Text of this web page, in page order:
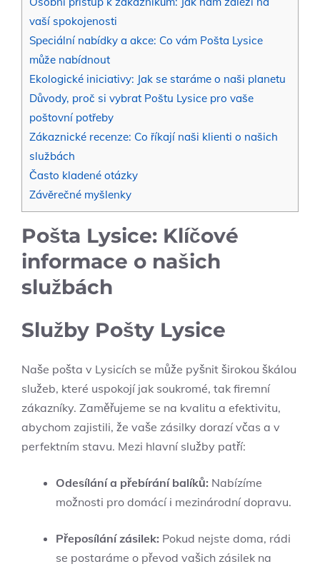
vaší spokojenosti
Speciální nabídky a akce: Co vám Pošta Lysice
může nabídnout
Ekologické iniciativy: Jak se staráme o naši planetu
Důvody, proč si vybrat Poštu Lysice pro vaše
poštovní potřeby
Zákaznické recenze: Co říkají naši klienti o našich
službách
Často kladené otázky
Závěrečné myšlenky
Pošta Lysice: Klíčové
informace o našich
službách
Služby Pošty Lysice
Naše pošta v Lysicích se může pyšnit širokou škálou
služeb, které uspokojí jak soukromé, tak firemní
zákazníky. Zaměřujeme se na kvalitu a efektivitu,
abychom zajistili, že vaše zásilky dorazí včas a v
perfektním stavu. Mezi hlavní služby patří:
Odesílání a přebírání balíků: Nabízíme
možnosti pro domácí i mezinárodní dopravu.
Přeposílání zásilek: Pokud nejste doma, rádi
se postaráme o převod vašich zásilek na